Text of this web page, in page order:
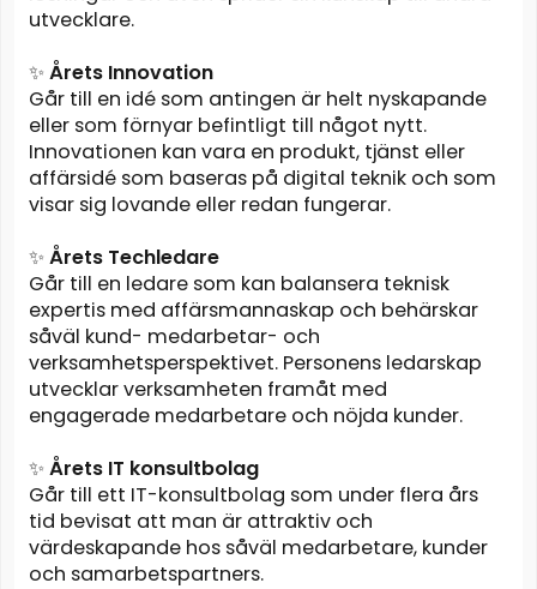
utvecklare.
✨ Årets Innovation
Går till en idé som antingen är helt nyskapande
eller som förnyar befintligt till något nytt.
Innovationen kan vara en produkt, tjänst eller
affärsidé som baseras på digital teknik och som
visar sig lovande eller redan fungerar.
✨ Årets Techledare
Går till en ledare som kan balansera teknisk
expertis med affärsmannaskap och behärskar
såväl kund- medarbetar- och
verksamhetsperspektivet. Personens ledarskap
utvecklar verksamheten framåt med
engagerade medarbetare och nöjda kunder.
✨ Årets IT konsultbolag
Går till ett IT-konsultbolag som under flera års
tid bevisat att man är attraktiv och
värdeskapande hos såväl medarbetare, kunder
och samarbetspartners.